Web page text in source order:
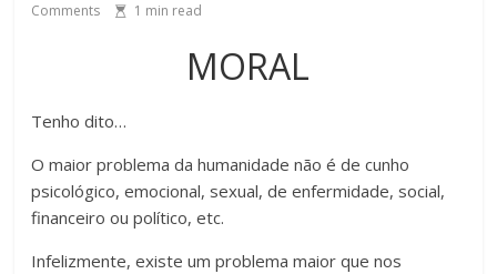
Comments
1 min read
MORAL
Tenho dito…
O maior problema da humanidade não é de cunho
psicológico, emocional, sexual, de enfermidade, social,
financeiro ou político, etc.
Infelizmente, existe um problema maior que nos